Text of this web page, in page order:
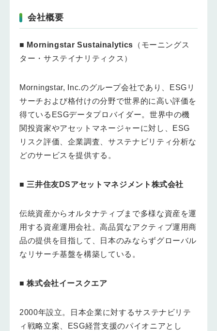
会社概要
■ Morningstar Sustainalytics （モーニングス
ター・サステイナリティクス）
Morningstar, Inc.のグループ会社であり、ESGリ
サーチおよび格付けの分野で世界的に高い評価を
得ているESGデータプロバイダー。世界中の機
関投資家やアセットマネージャーに対し、ESG
リスク評価、企業調査、サステナビリティ分析な
どのサービスを提供する。
■ 三井住友DSアセットマネジメント株式会社
伝統資産からオルタナティブまで多様な資産を運
用する資産運用会社。高品質なアクティブ運用商
品の提供を目指して、日本のみならずグローバル
なリサーチ基盤を構築している。
■株式会社イースクエア
2000年設立。日本企業に対するサステナビリテ
ィ戦略立案、ESG経営支援のパイオニアとし